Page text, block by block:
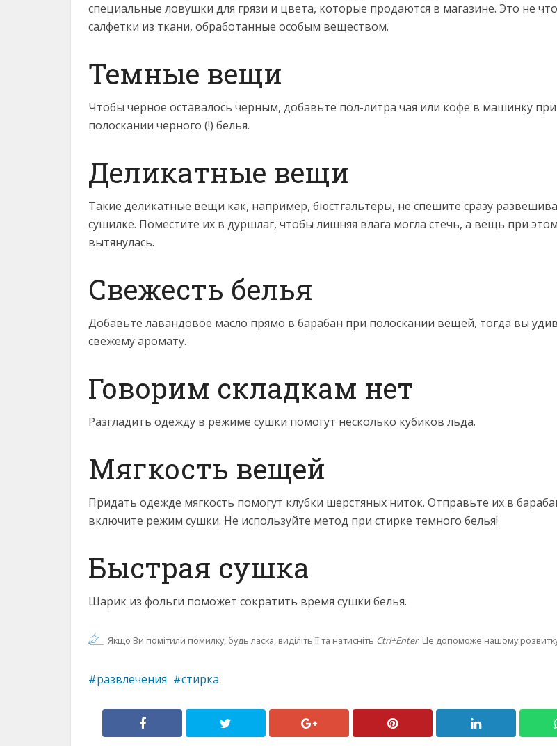
специальные ловушки для грязи и цвета, которые продаются в магазине. Это не
салфетки из ткани, обработанные особым веществом.
Темные вещи
Чтобы черное оставалось черным, добавьте пол-литра чая или кофе в машинку при
полоскании черного (!) белья.
Деликатные вещи
Такие деликатные вещи как, например, бюстгальтеры, не спешите сразу
сушилке. Поместите их в дуршлаг, чтобы лишняя влага могла стечь, а вещь при
вытянулась.
Свежесть белья
Добавьте лавандовое масло прямо в барабан при полоскании вещей, тогда вы
свежему аромату.
Говорим складкам нет
Разгладить одежду в режиме сушки помогут несколько кубиков льда.
Мягкость вещей
Придать одежде мягкость помогут клубки шерстяных ниток. Отправьте их в
включите режим сушки. Не используйте метод при стирке темного белья!
Быстрая сушка
Шарик из фольги поможет сократить время сушки белья.
Якщо Ви помітили помилку, будь ласка, виділіть її та натисніть Ctrl+Enter. Це допоможе нашому
развлечения стирка